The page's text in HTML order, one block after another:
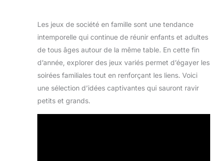
Les jeux de société en famille sont une tendance
intemporelle qui continue de réunir enfants et adultes
de tous âges autour de la même table. En cette fin
d’année, explorer des jeux variés permet d’égayer les
soirées familiales tout en renforçant les liens. Voici
une sélection d’idées captivantes qui sauront ravir
petits et grands.